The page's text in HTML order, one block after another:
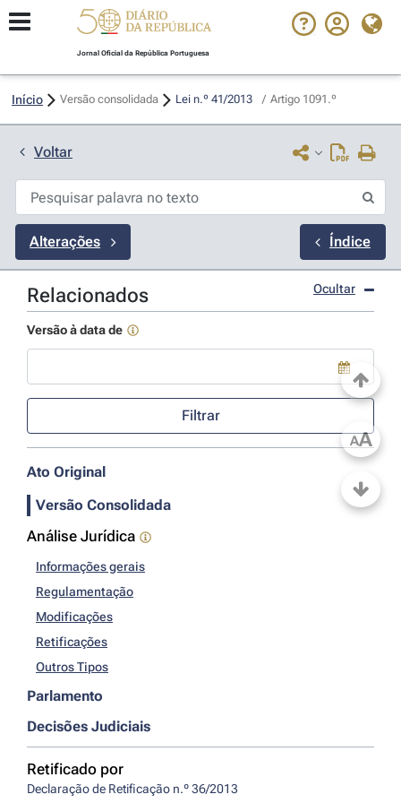
Jornal Oficial da República Portuguesa
Início Versão consolidada Lei n.º 41/2013 / Artigo 1091.º
Voltar
Alterações Índice
Relacionados Ocultar
Versão à data de
Use a tecla de seta para baixo para abrir o calendário; Use as
Filtrar
Ato Original
Versão Consolidada
Análise Jurídica
Informações gerais
Regulamentação
Modificações
Retificações
Outros Tipos
Parlamento
Decisões Judiciais
Retificado por
Declaração de Retificação n.º 36/2013
AA